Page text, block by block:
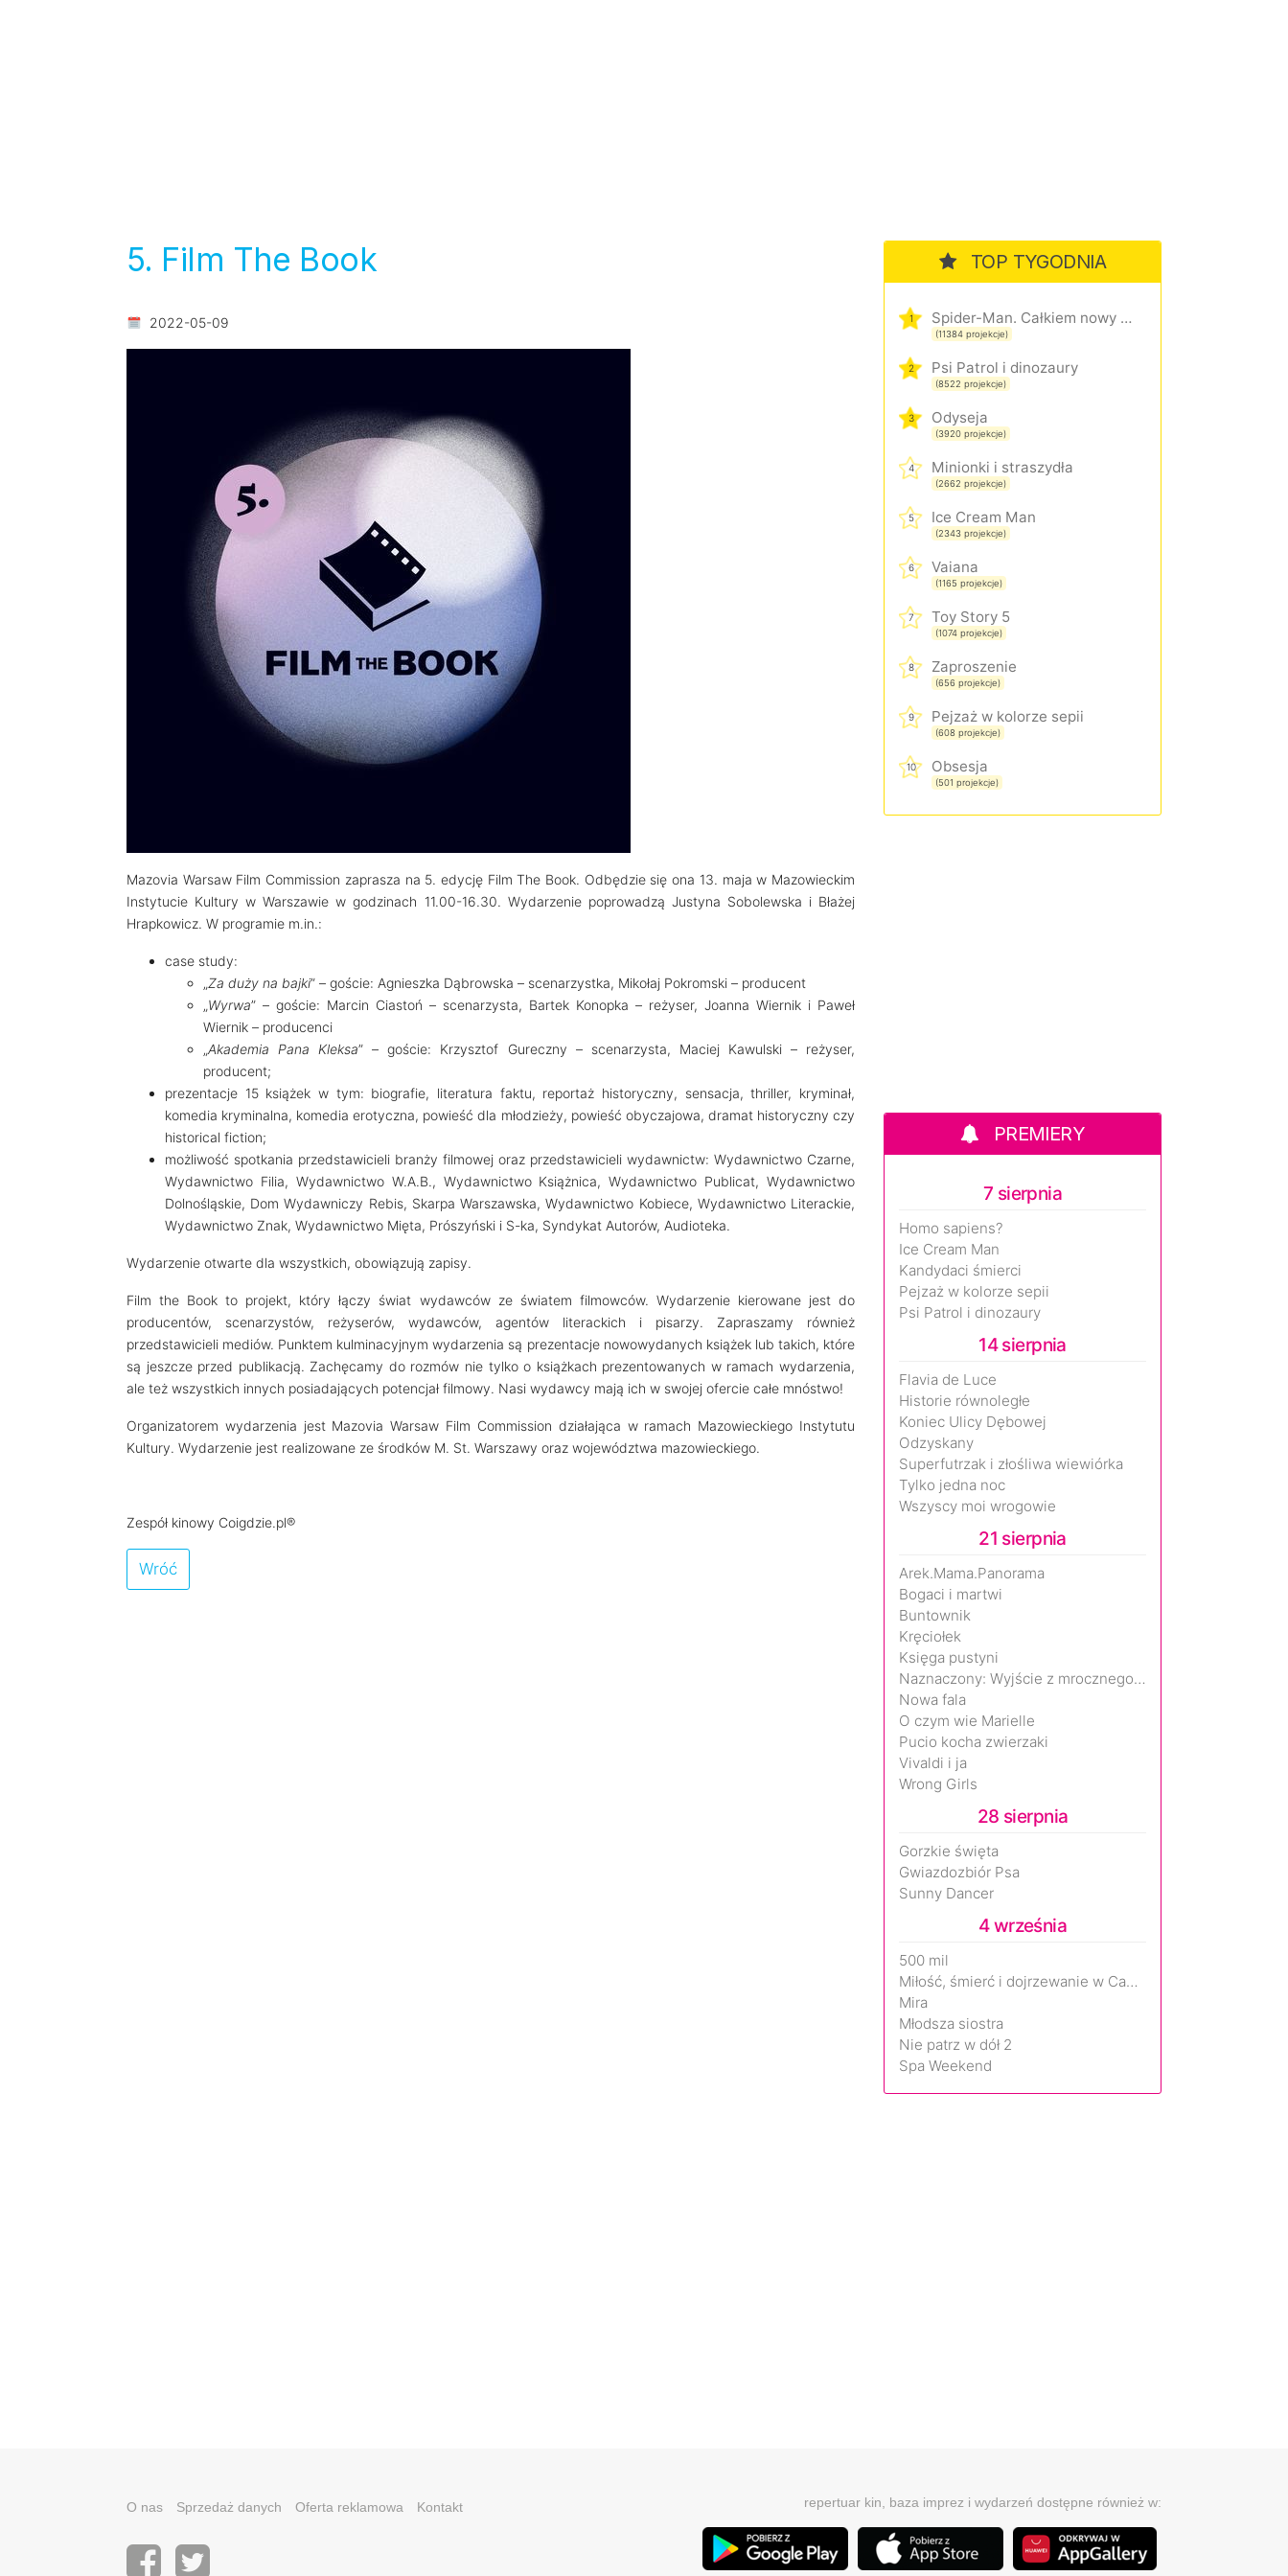
5. Film The Book
2022-05-09
Mazovia Warsaw Film Commission zaprasza na 5. edycję Film The Book. Odbędzie się ona 13. maja w Mazowieckim
Instytucie Kultury w Warszawie w godzinach 11.00-16.30. Wydarzenie poprowadzą Justyna Sobolewska i Błażej
Hrapkowicz. W programie m.in.:
case study:
„Za duży na bajki” – goście: Agnieszka Dąbrowska – scenarzystka, Mikołaj Pokromski – producent
„Wyrwa” – goście: Marcin Ciastoń – scenarzysta, Bartek Konopka – reżyser, Joanna Wiernik i Paweł
Wiernik – producenci
„Akademia Pana Kleksa” – goście: Krzysztof Gureczny – scenarzysta, Maciej Kawulski – reżyser,
producent;
prezentacje 15 książek w tym: biografie, literatura faktu, reportaż historyczny, sensacja, thriller, kryminał,
komedia kryminalna, komedia erotyczna, powieść dla młodzieży, powieść obyczajowa, dramat historyczny czy
historical fiction;
możliwość spotkania przedstawicieli branży filmowej oraz przedstawicieli wydawnictw: Wydawnictwo Czarne,
Wydawnictwo Filia, Wydawnictwo W.A.B., Wydawnictwo Książnica, Wydawnictwo Publicat, Wydawnictwo
Dolnośląskie, Dom Wydawniczy Rebis, Skarpa Warszawska, Wydawnictwo Kobiece, Wydawnictwo Literackie,
Wydawnictwo Znak, Wydawnictwo Mięta, Prószyński i S-ka, Syndykat Autorów, Audioteka.
Wydarzenie otwarte dla wszystkich, obowiązują zapisy.
Film the Book to projekt, który łączy świat wydawców ze światem filmowców. Wydarzenie kierowane jest do
producentów, scenarzystów, reżyserów, wydawców, agentów literackich i pisarzy. Zapraszamy również
przedstawicieli mediów. Punktem kulminacyjnym wydarzenia są prezentacje nowowydanych książek lub takich, które
są jeszcze przed publikacją. Zachęcamy do rozmów nie tylko o książkach prezentowanych w ramach wydarzenia,
ale też wszystkich innych posiadających potencjał filmowy. Nasi wydawcy mają ich w swojej ofercie całe mnóstwo!
Organizatorem wydarzenia jest Mazovia Warsaw Film Commission działająca w ramach Mazowieckiego Instytutu
Kultury. Wydarzenie jest realizowane ze środków M. St. Warszawy oraz województwa mazowieckiego.
Zespół kinowy Coigdzie.pl®
Wróć
TOP TYGODNIA
1 Spider-Man. Całkiem nowy dzień
(11384 projekcje)
2 Psi Patrol i dinozaury
(8522 projekcje)
3 Odyseja
(3920 projekcje)
4 Minionki i straszydła
(2662 projekcje)
5 Ice Cream Man
(2343 projekcje)
6 Vaiana
(1165 projekcje)
7 Toy Story 5
(1074 projekcje)
8 Zaproszenie
(656 projekcje)
9 Pejzaż w kolorze sepii
(608 projekcje)
10 Obsesja
(501 projekcje)
PREMIERY
7 sierpnia
Homo sapiens?
Ice Cream Man
Kandydaci śmierci
Pejzaż w kolorze sepii
Psi Patrol i dinozaury
14 sierpnia
Flavia de Luce
Historie równoległe
Koniec Ulicy Dębowej
Odzyskany
Superfutrzak i złośliwa wiewiórka
Tylko jedna noc
Wszyscy moi wrogowie
21 sierpnia
Arek.Mama.Panorama
Bogaci i martwi
Buntownik
Kręciołek
Księga pustyni
Naznaczony: Wyjście z mrocznego wymiaru
Nowa fala
O czym wie Marielle
Pucio kocha zwierzaki
Vivaldi i ja
Wrong Girls
28 sierpnia
Gorzkie święta
Gwiazdozbiór Psa
Sunny Dancer
4 września
500 mil
Miłość, śmierć i dojrzewanie w Camp Miasma
Mira
Młodsza siostra
Nie patrz w dół 2
Spa Weekend
O nas Sprzedaż danych Oferta reklamowa Kontakt repertuar kin, baza imprez i wydarzeń dostępne również w: